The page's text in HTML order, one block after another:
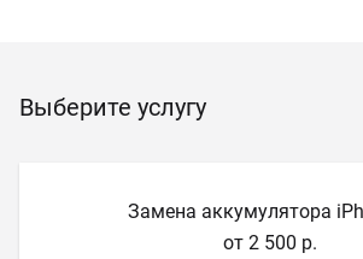
Выберите услугу
Замена аккумулятора
от 2 500 р.